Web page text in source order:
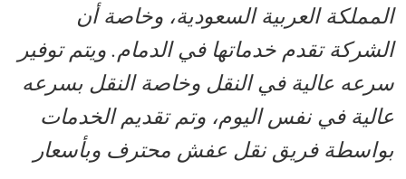
العربية السعودية، وخاصة أن
تقدم خدماتها في الدمام. ويتم توفير
عالية في النقل وخاصة النقل بسرعه
في نفس اليوم، وتم تقديم الخدمات
فريق نقل عفش محترف وبأسعار